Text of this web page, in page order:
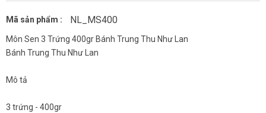
Mã sản phẩm : NL_MS400
Môn Sen 3 Trứng 400gr Bánh Trung Thu Như Lan
Bánh Trung Thu Như Lan
Mô tả
3 trứng - 400gr